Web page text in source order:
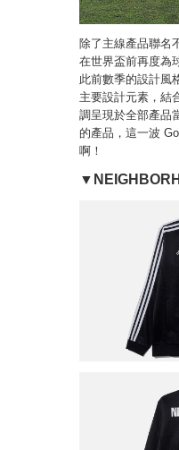
除了主線產品聯名
在世界盃前再度為
此前數季的設計風
主要設計元素，結
調呈現於全部產品
的產品，這一波
啊！
▼